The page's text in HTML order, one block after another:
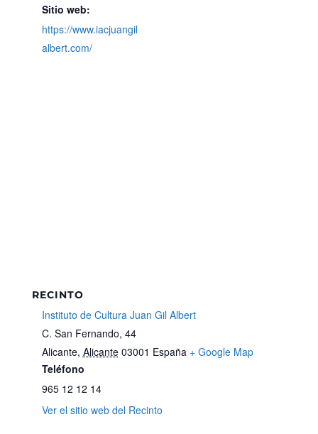
Sitio web:
https://www.iacjuangil
albert.com/
RECINTO
Instituto de Cultura Juan Gil Albert
C. San Fernando, 44
Alicante, Alicante 03001 España + Google Map
Teléfono
965 12 12 14
Ver el sitio web del Recinto